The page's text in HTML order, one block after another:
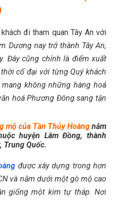
đi tham quan Tây An với
Dương nay trở thành Tây An,
Đây cũng chính là điểm xuất
cổ đại với từng Quý khách
không những hàng hoá
hoá Phương Đông sang tận
mộ của Tần Thủy Hoàng nằm
huyện Lâm Đồng, thành
Trung Quốc.
được xây dựng trong hơn
và nằm dưới một gò mộ cao
giống một kim tự tháp. Nơi